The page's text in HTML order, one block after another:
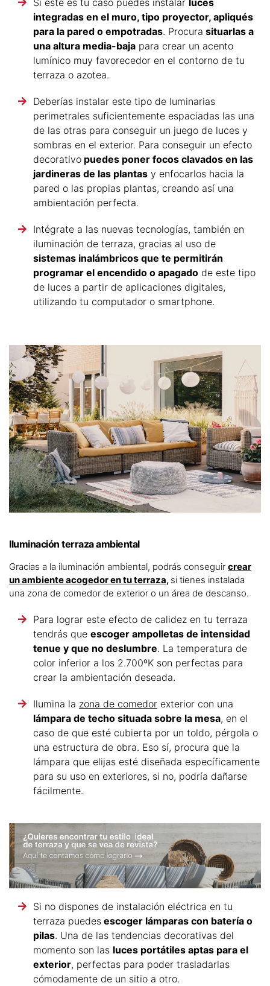
integradas en el muro, tipo proyector, apliqués
para la pared o empotradas. Procura situarlas a
una altura media-baja para crear un acento
lumínico muy favorecedor en el contorno de tu
terraza o azotea.
Deberías instalar este tipo de luminarias
perimetrales suficientemente espaciadas las una
de las otras para conseguir un juego de luces y
sombras en el exterior. Para conseguir un efecto
decorativo puedes poner focos clavados en las
jardineras de las plantas y enfocarlos hacia la
pared o las propias plantas, creando así una
ambientación perfecta.
Intégrate a las nuevas tecnologías, también en
iluminación de terraza, gracias al uso de
sistemas inalámbricos que te permitirán
programar el encendido o apagado de este tipo
de luces a partir de aplicaciones digitales,
utilizando tu computador o smartphone.
Iluminación terraza ambiental
Gracias a la iluminación ambiental, podrás conseguir crear
un ambiente acogedor en tu terraza, si tienes instalada
una zona de comedor de exterior o un área de descanso.
Para lograr este efecto de calidez en tu terraza
tendrás que escoger ampolletas de intensidad
tenue y que no deslumbre. La temperatura de
color inferior a los 2.700ºK son perfectas para
crear la ambientación deseada.
Ilumina la zona de comedor exterior con una
lámpara de techo situada sobre la mesa, en el
caso de que esté cubierta por un toldo, pérgola o
una estructura de obra. Eso sí, procura que la
lámpara que elijas esté diseñada específicamente
para su uso en exteriores, si no, podría dañarse
fácilmente.
Si no dispones de instalación eléctrica en tu
terraza puedes escoger lámparas con batería o
pilas. Una de las tendencias decorativas del
momento son las luces portátiles aptas para el
exterior, perfectas para poder trasladarlas
cómodamente de un sitio a otro.